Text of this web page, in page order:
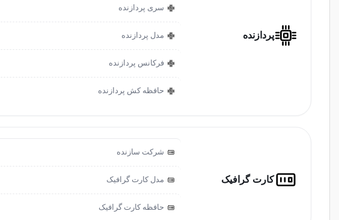
پردازنده
سری پردازنده
مدل پردازنده
فرکانس پردازنده
حافظه کش پردازنده
کارت گرافیک
شرکت سازنده
مدل کارت گرافیک
حافظه کارت گرافیک